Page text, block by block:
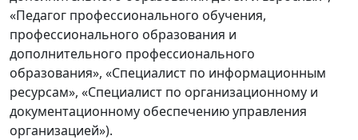
«Педагог профессионального обучения,
профессионального образования и
дополнительного профессионального
образования», «Специалист по информационным
ресурсам», «Специалист по организационному и
документационному обеспечению управления
организацией»).